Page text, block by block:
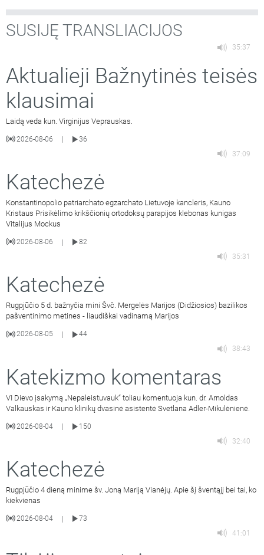
SUSIJĘ TRANSLIACIJOS
35:37
Aktualieji Bažnytinės teisės
klausimai
Laidą veda kun. Virginijus Veprauskas.
2026-08-06
36
37:09
Katechezė
Konstantinopolio patriarchato egzarchato Lietuvoje kancleris, Kauno
Kristaus Prisikėlimo krikščionių ortodoksų parapijos klebonas kunigas
Vitalijus Mockus
2026-08-06 |
82
35:31
Katechezė
Rugpjūčio 5 d. bažnyčia mini Švč. Mergelės Marijos (Didžiosios) bazilikos
pašventinimo metines - liaudiškai vadinamą Marijos
2026-08-05
44
38:43
Katekizmo komentaras
VI Dievo įsakymą „Nepaleistuvauk“ toliau komentuoja kun. dr. Arnoldas
Valkauskas ir Kauno klinikų dvasinė asistentė Svetlana Adler-Mikulėnienė.
2026-08-04
150
32:40
Katechezė
Rugpjūčio 4 dieną minime šv. Joną Mariją Vianėjų. Apie šį šventąjį bei tai, ko
kiekvienas
2026-08-04 |
73
41:01